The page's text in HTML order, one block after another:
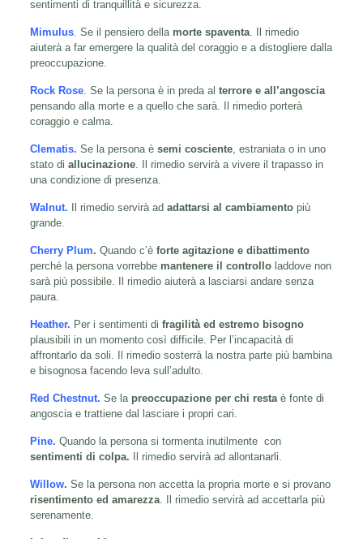
sentimenti di tranquillità e sicurezza.
Mimulus. Se il pensiero della morte spaventa. Il rimedio
aiuterà a far emergere la qualità del coraggio e a distogliere dalla
preoccupazione.
Rock Rose. Se la persona è in preda al terrore e all’angoscia
pensando alla morte e a quello che sarà. Il rimedio porterà
coraggio e calma.
Clematis. Se la persona è semi cosciente, estraniata o in uno
stato di allucinazione. Il rimedio servirà a vivere il trapasso in
una condizione di presenza.
Walnut. Il rimedio servirà ad adattarsi al cambiamentopiù
grande.
Cherry Plum. Quando c’è forte agitazione e dibattimento
perché la persona vorrebbe mantenere il controlloladdove non
sarà più possibile. Il rimedio aiuterà a lasciarsi andare senza
paura.
Heather. Per i sentimenti di fragilità ed estremo bisogno
plausibili in un momento così difficile. Per l’incapacità di
affrontarlo da soli. Il rimedio sosterrà la nostra parte più bambina
e bisognosa facendo leva sull’adulto.
Red Chestnut. Se la preoccupazione per chi restaè fonte di
angoscia e trattiene dal lasciare i propri cari.
Pine. Quando la persona si tormenta inutilmente con
sentimenti di colpa. Il rimedio servirà ad allontanarli.
Willow. Se la persona non accetta la propria morte e si provano
risentimento ed amarezza. Il rimedio servirà ad accettarla più
serenamente.